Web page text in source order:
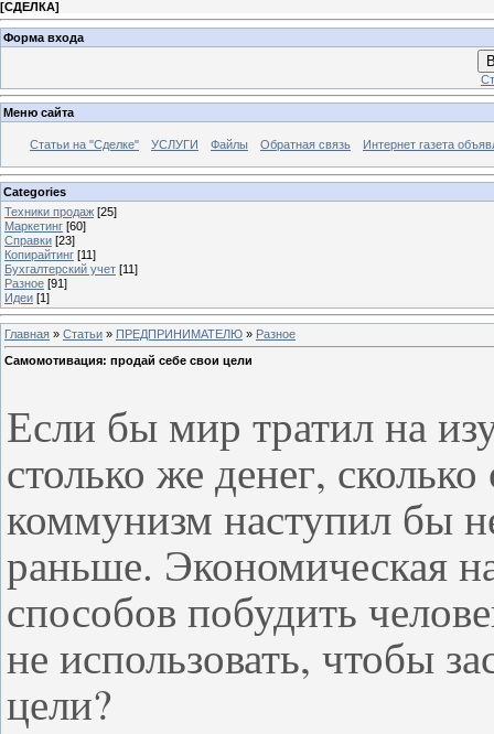
[СДЕЛКА]
Форма входа
Меню сайта
Статьи на "Сделке" УСЛУГИ Файлы Обратная связь Интернет газета
Categories
Техники продаж [25]
Маркетинг [60]
Справки [23]
Копирайтинг [11]
Бухгалтерский учет [11]
Разное [91]
Идеи [1]
Главная » Статьи » ПРЕДПРИНИМАТЕЛЮ » Разное
Самомотивация: продай себе свои цели
Если бы мир тратил на
столько же денег,
коммунизм наступил бы
раньше. Экономическая
способов побудить
не использовать, чтобы
цели?